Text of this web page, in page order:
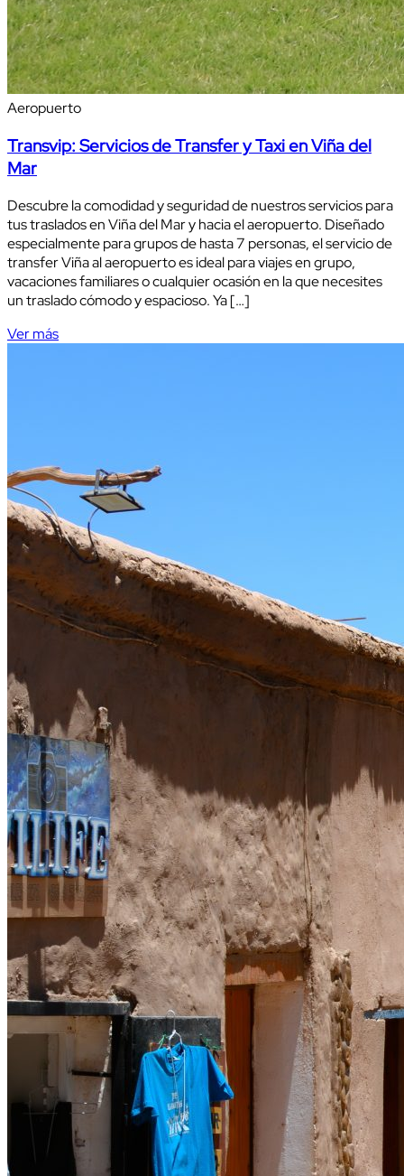
Aeropuerto
Transvip: Servicios de Transfer y Taxi en Viña del
Mar
Descubre la comodidad y seguridad de nuestros servicios para
tus traslados en Viña del Mar y hacia el aeropuerto. Diseñado
especialmente para grupos de hasta 7 personas, el servicio de
transfer Viña al aeropuerto es ideal para viajes en grupo,
vacaciones familiares o cualquier ocasión en la que necesites
un traslado cómodo y espacioso. Ya […]
Ver más